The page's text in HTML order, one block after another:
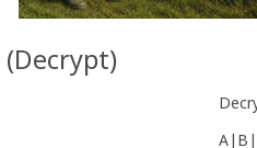
(Decrypt)